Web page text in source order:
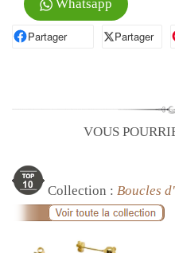
Whatsapp
PartagerPartager sur Facebook
Partager
Partager
VOUS
Collection : Boucles